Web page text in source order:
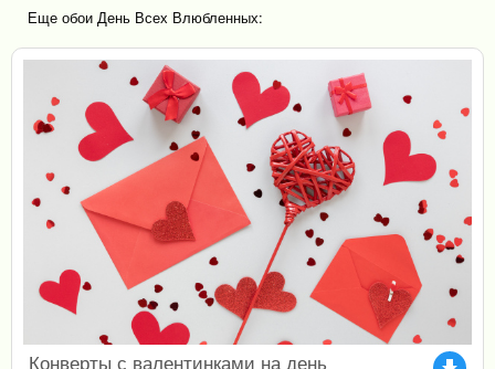
Еще обои День Всех Влюбленных:
Конверты с валентинками на день